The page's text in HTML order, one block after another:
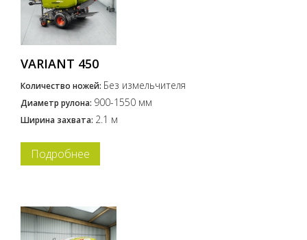
VARIANT 450
Количество ножей: Без измельчителя
Диаметр рулона: 900-1550 мм
Ширина захвата: 2.1 м
Подробнее